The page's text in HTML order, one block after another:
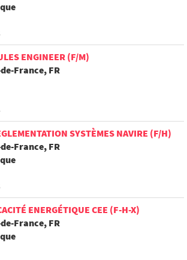
ENGINEER (F/M)
France, FR
SYSTÈMES NAVIRE (F/H)
France, FR
ENERGÉTIQUE CEE (F-H-X)
France, FR